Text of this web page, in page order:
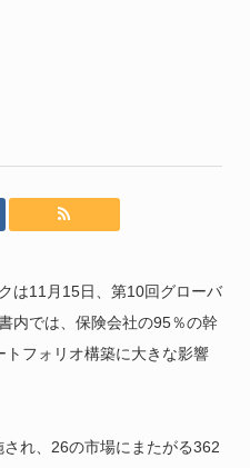
は11月15日、第10回グローバ
内では、保険会社の95％の幹
フォリオ構築に大きな影響
れ、26の市場にまたがる362